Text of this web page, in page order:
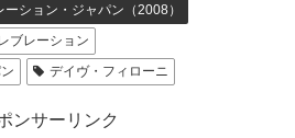
ション・ジャパン（2008）
ブレーション
デイヴ・フィローニ
ンサーリンク